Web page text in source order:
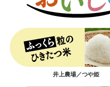
井上農場／つや姫